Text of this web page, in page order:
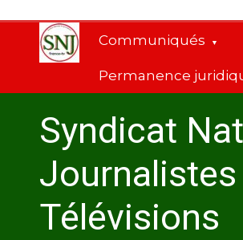
contenu
Communiqués
Permanence
Syndicat
Journalistes
Télévisions